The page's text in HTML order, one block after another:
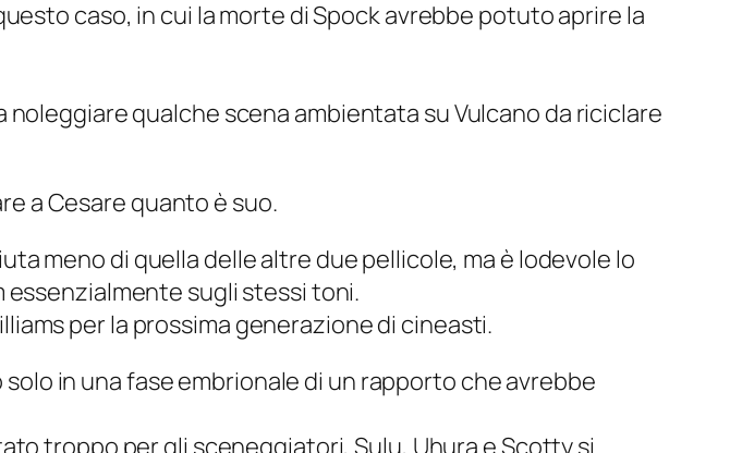
caso, in cui la morte di Spock avrebbe potuto aprire la
noleggiare qualche scena ambientata su Vulcano da riciclare
a Cesare quanto è suo.
meno di quella delle altre due pellicole, ma è lodevole lo
sugli stessi toni.
per la prossima generazione di cineasti.
in una fase embrionale di un rapporto che avrebbe